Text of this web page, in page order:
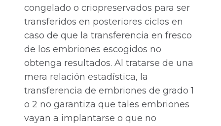
congelado o criopreservados para ser
transferidos en posteriores ciclos en
caso de que la transferencia en fresco
de los embriones escogidos no
obtenga resultados. Al tratarse de una
mera relación estadística, la
transferencia de embriones de grado 1
o 2 no garantiza que tales embriones
vayan a implantarse o que no